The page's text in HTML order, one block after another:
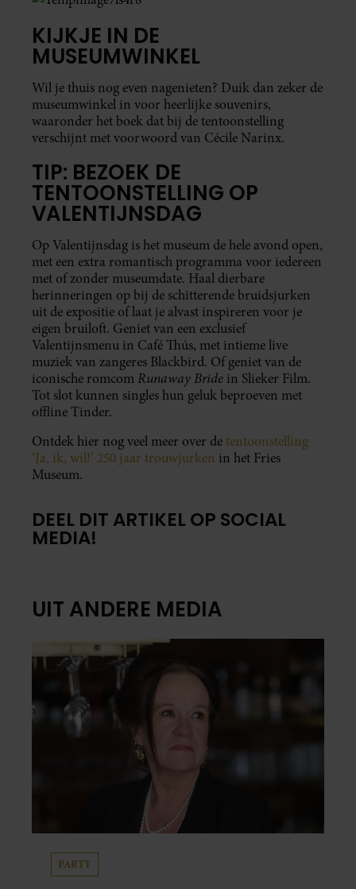
KIJKJE IN DE
MUSEUMWINKEL
Wil je thuis nog even nagenieten? Duik dan zeker de
museumwinkel in voor heerlijke souvenirs,
waaronder het boek dat bij de tentoonstelling
verschijnt met voorwoord van Cécile Narinx.
TIP: BEZOEK DE
TENTOONSTELLING OP
VALENTIJNSDAG
Op Valentijnsdag is het museum de hele avond open,
met een extra romantisch programma voor iedereen
met of zonder museumdate. Haal dierbare
herinneringen op bij de schitterende bruidsjurken
uit de expositie of laat je alvast inspireren voor je
eigen bruiloft. Geniet van een exclusief
Valentijnsmenu in Café Thús, met intieme live
muziek van zangeres Blackbird. Of geniet van de
iconische romcomRunaway Bride in Slieker Film.
Tot slot kunnen singles hun geluk beproeven met
offline Tinder.
Ontdek hier nog veel meer over de tentoonstelling
‘Ja, ik, wil!’ 250 jaar trouwjurken in het Fries
Museum.
DEEL DIT ARTIKEL OP SOCIAL
MEDIA!
UIT ANDERE MEDIA
PARTY